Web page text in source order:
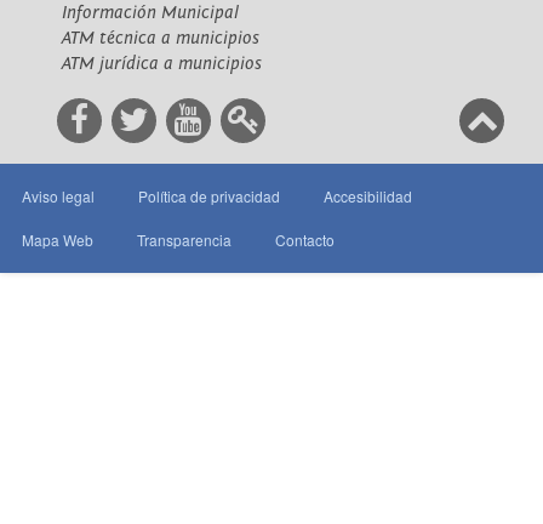
Información Municipal
ATM técnica a municipios
ATM jurídica a municipios
Aviso legal Política de privacidad Accesibilidad
Mapa Web Transparencia Contacto